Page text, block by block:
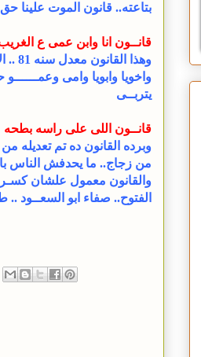
بتاعته.. قانون الموت علينا حق
قانــون انا وابن عمى ع
وهذا
واخويا وابويا وامى
يتربــى
قانــون اللى على راسه بطحه
وبرده القانون ده تم تعديله
من زجاج.. ما يحدفش الناس
والقانون معمول علشان كسـر
الفتوح.. صفاء ابو السعــود